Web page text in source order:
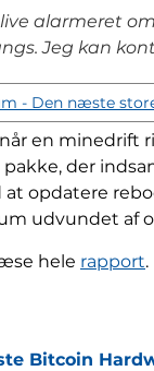
alarmeret
Jeg kan
- Den næste
en minedrift
der
at opdatere
udvundet af
hele rapport.
Bitcoin